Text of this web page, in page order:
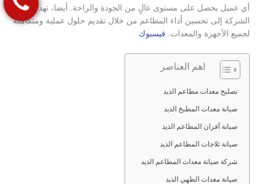
أي عميل يحصل على مستوى عالٍ من الجودة والراحة. أيضا، تهدف
الشركة إلى تحسين أداء المطاعم من خلال تقديم حلول عملية ومتكاملة
لجميع الأجهزة والمعدات. فيسبوك
اهم العناصر
تصليح معدات مطاعم الذيد
صيانة معدات المطبخ الذيد
صيانة أفران المطاعم الذيد
صيانة ثلاجات المطاعم الذيد
شركة صيانة معدات المطاعم الذيد
صيانة معدات الطهي الذيد